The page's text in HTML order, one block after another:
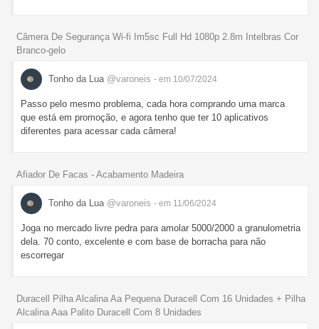
Câmera De Segurança Wi-fi Im5sc Full Hd 1080p 2.8m Intelbras Cor
Branco-gelo
Tonho da Lua @varoneis - em 10/07/2024
Passo pelo mesmo problema, cada hora comprando uma marca
que está em promoção, e agora tenho que ter 10 aplicativos
diferentes para acessar cada câmera!
Afiador De Facas - Acabamento Madeira
Tonho da Lua @varoneis - em 11/06/2024
Joga no mercado livre pedra para amolar 5000/2000 a granulometria
dela. 70 conto, excelente e com base de borracha para não
escorregar
Duracell Pilha Alcalina Aa Pequena Duracell Com 16 Unidades + Pilha
Alcalina Aaa Palito Duracell Com 8 Unidades